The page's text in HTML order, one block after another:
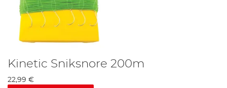
Kinetic Sniksnore 200m
22,99 €